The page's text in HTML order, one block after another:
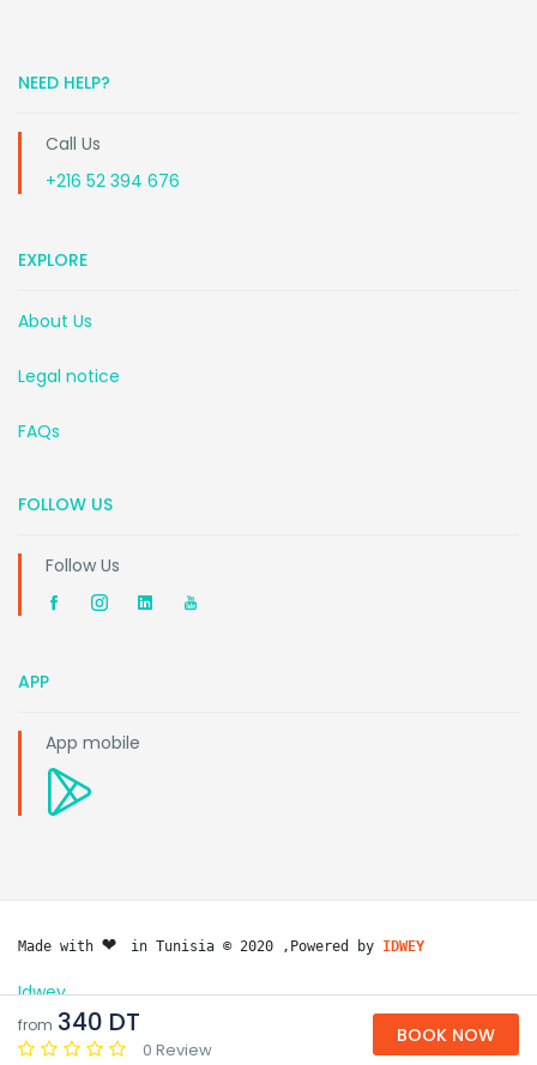
from 340 DT
0 Review
BOOK NOW
NEED HELP?
Call Us
+216 52 394 676
EXPLORE
About Us
Legal notice
FAQs
FOLLOW US
Follow Us
APP
App mobile
Made with ❤️ in Tunisia © 2020 ,Powered by IDWEY
Idwey